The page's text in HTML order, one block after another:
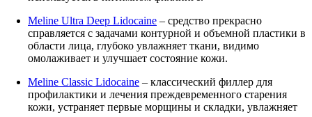
Meline Ultra Deep Lidocaine – средство прекрасно
справляется с задачами контурной и объемной пластики в
области лица, глубоко увлажняет ткани, видимо
омолаживает и улучшает состояние кожи.
Meline Classic Lidocaine – классический филлер для
профилактики и лечения преждевременного старения
кожи, устраняет первые морщины и складки, увлажняет